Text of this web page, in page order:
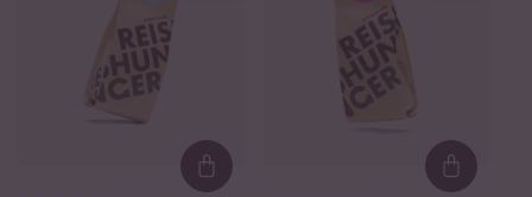
Loading...